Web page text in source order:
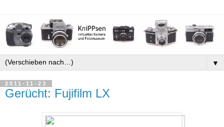
▼
2011-11-23
Gerücht: Fujifilm LX